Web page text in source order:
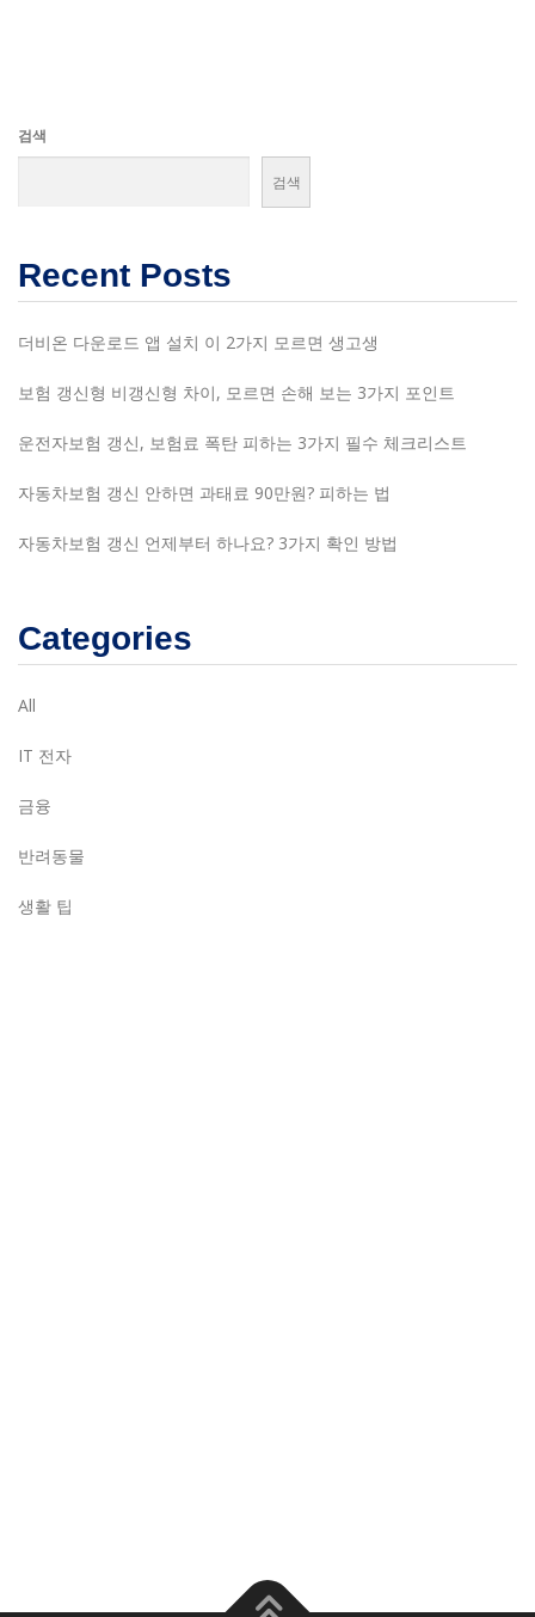
검색
검색
Recent Posts
더비온 다운로드 앱 설치 이 2가지 모르면 생고생
보험 갱신형 비갱신형 차이, 모르면 손해 보는 3가지 포인트
운전자보험 갱신, 보험료 폭탄 피하는 3가지 필수 체크리스트
자동차보험 갱신 안하면 과태료 90만원? 피하는 법
자동차보험 갱신 언제부터 하나요? 3가지 확인 방법
Categories
All
IT 전자
금융
반려동물
생활 팁